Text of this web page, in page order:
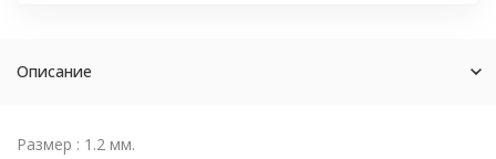
Описание
Размер : 1.2 мм.